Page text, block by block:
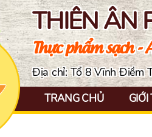
THIÊN ÂN
Thực phẩm sạch -
Địa chỉ: Tổ 8 Vĩnh Điềm
TRANG CHỦ GIỚI